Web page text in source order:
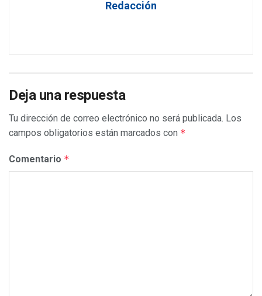
Redacción
Deja una respuesta
Tu dirección de correo electrónico no será publicada. Los
campos obligatorios están marcados con *
Comentario *